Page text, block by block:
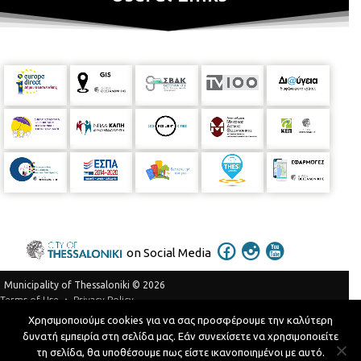
on Social Media
Municipality of Thessaloniki © 2026
Terms of Use
Privacy Policy
Telephone Catalog
Developed byMyCompany Projects
Χρησιμοποιούμε cookies για να σας προσφέρουμε την καλύτερη
δυνατή εμπειρία στη σελίδα μας. Εάν συνεχίσετε να χρησιμοποιείτε
τη σελίδα, θα υποθέσουμε πως είστε ικανοποιημένοι με αυτό.